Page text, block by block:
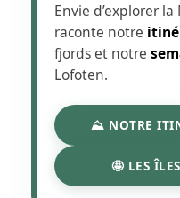
Envie d’explorer
raconte notre
fjords et notre
Lofoten.
⛰️ NOTRE
🤩 LES